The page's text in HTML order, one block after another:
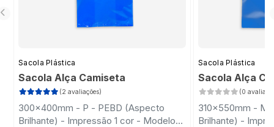
Sacola Plástica
Sacola Alça Camiseta
(2 avaliações)
300x400mm - P - PEBD (Aspecto
Brilhante) - Impressão 1 cor - Modelo
Sacola Plástica
Sacola Alça
(0
310x550mm - M
Brilhante) -